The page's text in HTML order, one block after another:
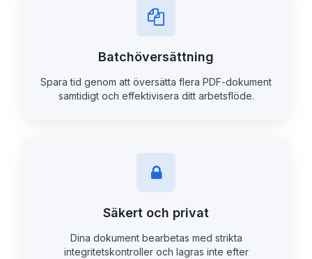
Batchöversättning
Spara tid genom att översätta flera PDF-dokument
samtidigt och effektivisera ditt arbetsflöde.
Säkert och privat
Dina dokument bearbetas med strikta
integritetskontroller och lagras inte efter